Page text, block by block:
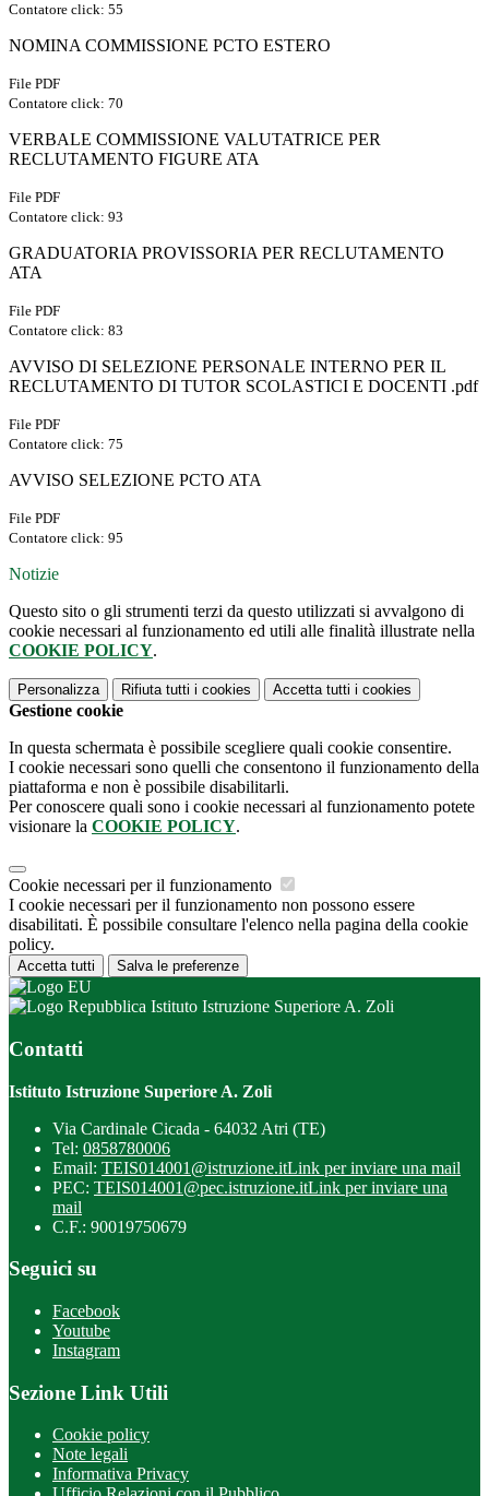
Contatore click: 55
NOMINA COMMISSIONE PCTO ESTERO
File PDF
Contatore click: 70
VERBALE COMMISSIONE VALUTATRICE PER
RECLUTAMENTO FIGURE ATA
File PDF
Contatore click: 93
GRADUATORIA PROVISSORIA PER RECLUTAMENTO
ATA
File PDF
Contatore click: 83
AVVISO DI SELEZIONE PERSONALE INTERNO PER IL
RECLUTAMENTO DI TUTOR SCOLASTICI E DOCENTI .pdf
File PDF
Contatore click: 75
AVVISO SELEZIONE PCTO ATA
File PDF
Contatore click: 95
Notizie
Questo sito o gli strumenti terzi da questo utilizzati si avvalgono di
cookie necessari al funzionamento ed utili alle finalità illustrate nella
COOKIE POLICY.
Personalizza Rifiuta tutti i cookies Accetta tutti i cookies
Gestione cookie
In questa schermata è possibile scegliere quali cookie consentire.
I cookie necessari sono quelli che consentono il funzionamento della
piattaforma e non è possibile disabilitarli.
Per conoscere quali sono i cookie necessari al funzionamento potete
visionare la COOKIE POLICY.
Cookie necessari per il funzionamento
I cookie necessari per il funzionamento non possono essere
disabilitati. È possibile consultare l'elenco nella pagina della cookie
policy.
Accetta tutti Salva le preferenze
Istituto Istruzione Superiore A. Zoli
Contatti
Istituto Istruzione Superiore A. Zoli
Via Cardinale Cicada - 64032 Atri (TE)
Tel: 0858780006
Email: TEIS014001@istruzione.itLink per inviare una mail
PEC: TEIS014001@pec.istruzione.itLink per inviare una
mail
C.F.: 90019750679
Seguici su
Facebook
Youtube
Instagram
Sezione Link Utili
Cookie policy
Note legali
Informativa Privacy